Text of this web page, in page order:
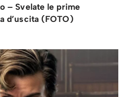
– Svelate le prime
d’uscita (FOTO)